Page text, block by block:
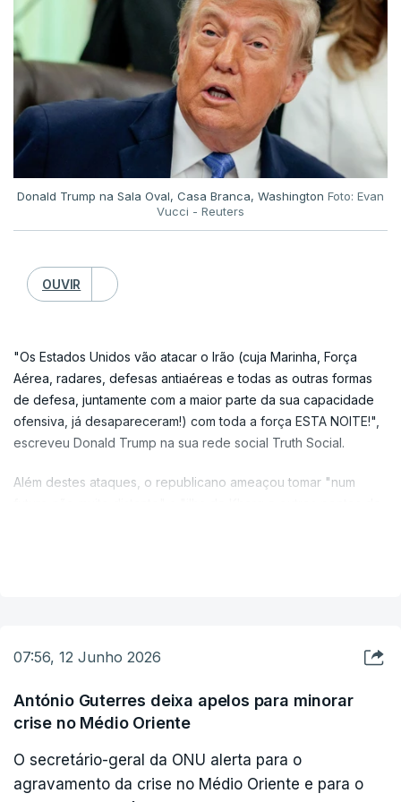
Neste cenário, o Grupo Banco Mundial decidiu disponibilizar
entre 50 e 60 mil milhões de dólares para ajudar os países em
desenvolvimento a proteger os mais vulneráveis, manter a
capacidade orçamental e apoiar empresas e empresas, com
capacidade para aumentar esse valor caso as condições se
deteriorem mais.
Donald Trump na Sala Oval, Casa Branca, Washington Foto: Evan
Vucci - Reuters
OUVIR
"Os Estados Unidos vão atacar o Irão (cuja Marinha, Força
Aérea, radares, defesas antiaéreas e todas as outras formas
de defesa, juntamente com a maior parte da sua capacidade
ofensiva, já desapareceram!) com toda a força ESTA NOITE!",
escreveu Donald Trump na sua rede social Truth Social.
Além destes ataques, o republicano ameaçou tomar "num
07:56, 12 Junho 2026
António Guterres deixa apelos para minorar
crise no Médio Oriente
O secretário-geral da ONU alerta para o
agravamento da crise no Médio Oriente e para o